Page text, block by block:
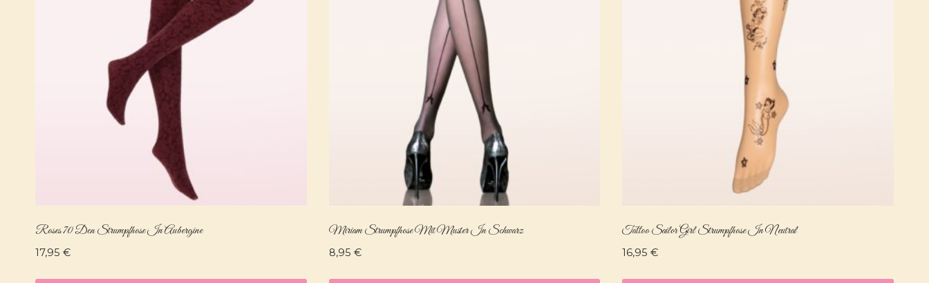
Roses 70 Den Strumpfhose In Aubergine
17,95 €
Miriam Strumpfhose Mit Muster In Schwarz
8,95 €
Tattoo Sailor Girl Strumpfhose In Neutral
16,95€